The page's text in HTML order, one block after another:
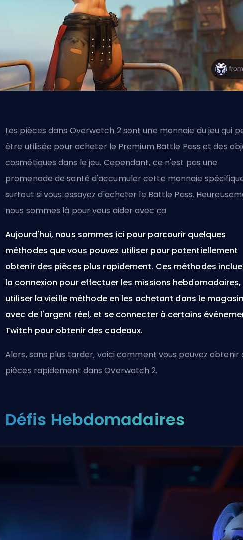
Les pièces dans Overwatch 2 sont une monnaie du jeu qui
être utilisée pour acheter le Premium Battle Pass et des
cosmétiques dans le jeu. Cependant, ce n'est pas une
promenade de santé d'accumuler cette monnaie
surtout si vous essayez d'acheter le Battle Pass.
nous sommes là pour vous aider avec ça.
Aujourd'hui, nous sommes ici pour parcourir quelques
méthodes que vous pouvez utiliser pour potentiellement
obtenir des pièces plus rapidement. Ces méthodes
la connexion pour effectuer les missions hebdomadaires,
utiliser la vieille méthode en les achetant dans le magasin
avec de l'argent réel, et se connecter à certains
Twitch pour obtenir des cadeaux.
Alors, sans plus tarder, voici comment vous pouvez obtenir
pièces rapidement dans Overwatch 2.
Défis Hebdomadaires